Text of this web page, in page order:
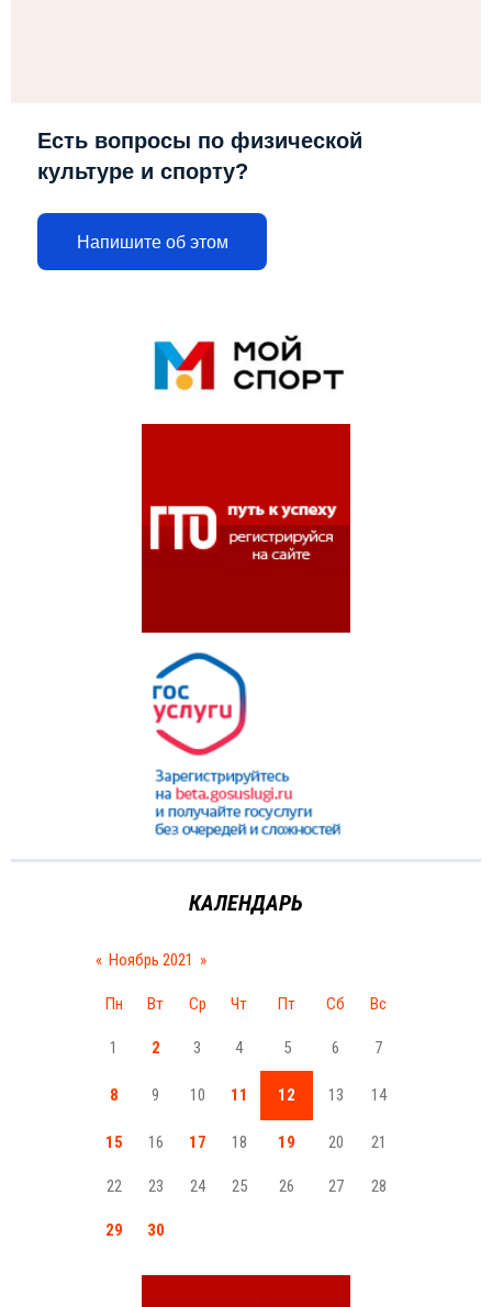
Есть вопросы по физической
культуре и спорту?
Напишите об этом
КАЛЕНДАРЬ
« Ноябрь 2021 »
Пн Вт Ср Чт Пт Сб Вс
1 2 3 4 5 6 7
8 9 10 11 12 13 14
15 16 17 18 19 20 21
22 23 24 25 26 27 28
29 30